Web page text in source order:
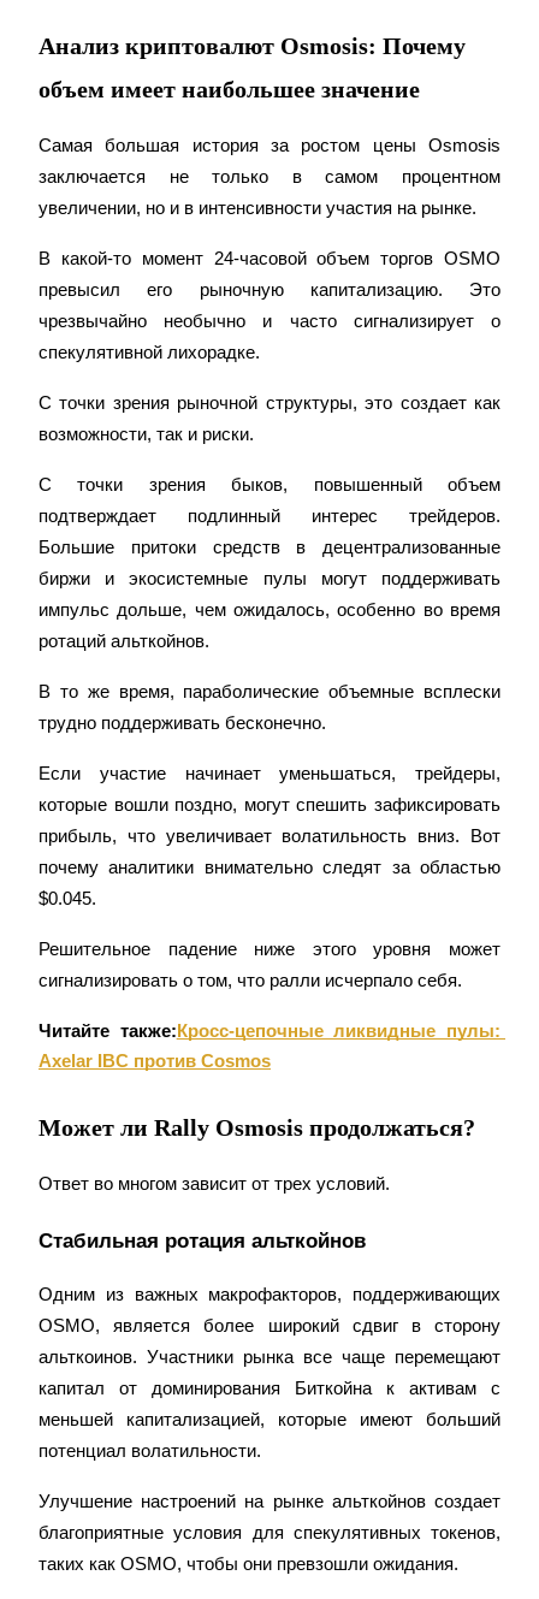
Получите долгосрочную прибыль и гибкие проценты
Изучите стейкинг
Bitrue
AI
Bitrue Партнеры
Партнеры Bitrue
Пригласите друга, чтобы получить денежные
BTC Welcome Rewards
Анализ криптовалют Osmosis: Почему
объем имеет наибольшее значение
Самая большая история за ростом цены Osmosis
заключается не только в самом процентном
увеличении, но и в интенсивности участия на рынке.
В какой-то момент 24-часовой объем торгов OSMO
превысил его рыночную капитализацию. Это
чрезвычайно необычно и часто сигнализирует о
спекулятивной лихорадке.
С точки зрения рыночной структуры, это создает как
возможности, так и риски.
С точки зрения быков, повышенный объем
подтверждает подлинный интерес трейдеров.
Большие притоки средств в децентрализованные
биржи и экосистемные пулы могут поддерживать
импульс дольше, чем ожидалось, особенно во время
ротаций альткойнов.
В то же время, параболические объемные всплески
трудно поддерживать бесконечно.
Если участие начинает уменьшаться, трейдеры,
которые вошли поздно, могут спешить зафиксировать
прибыль, что увеличивает волатильность вниз. Вот
почему аналитики внимательно следят за областью
$0.045.
Решительное падение ниже этого уровня может
сигнализировать о том, что ралли исчерпало себя.
Читайте также: Кросс-цепочные ликвидные пулы:
Axelar IBC против Cosmos
Может ли Rally Osmosis продолжаться?
Ответ во многом зависит от трех условий.
Стабильная ротация альткойнов
Одним из важных макрофакторов, поддерживающих
OSMO, является более широкий сдвиг в сторону
альткоинов. Участники рынка все чаще перемещают
капитал от доминирования Биткойна к активам с
меньшей капитализацией, которые имеют больший
потенциал волатильности.
Улучшение настроений на рынке альткойнов создает
благоприятные условия для спекулятивных токенов,
таких как OSMO, чтобы они превзошли ожидания.